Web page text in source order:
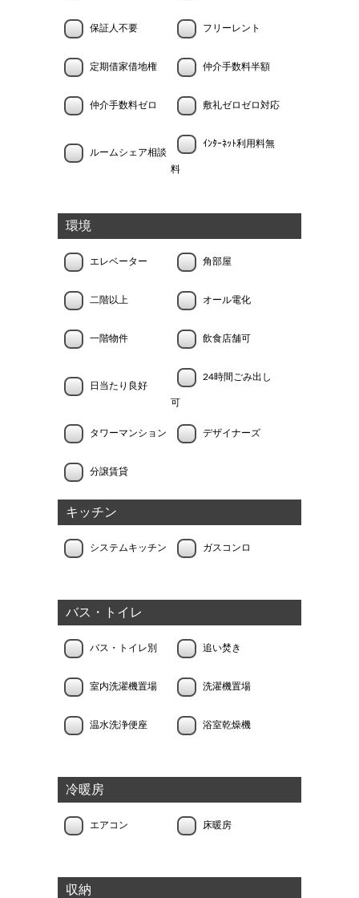
保証人不要 フリーレント
定期借家借地権 仲介手数料半額
仲介手数料ゼロ 敷礼ゼロゼロ対応
ルームシェア相談
ｲﾝﾀｰﾈｯﾄ利用料無
料
環境
エレベーター 角部屋
二階以上 オール電化
一階物件 飲食店舗可
日当たり良好
24時間ごみ出し
可
タワーマンション デザイナーズ
分譲賃貸
キッチン
システムキッチン ガスコンロ
バス・トイレ
バス・トイレ別 追い焚き
室内洗濯機置場 洗濯機置場
温水洗浄便座 浴室乾燥機
冷暖房
エアコン 床暖房
収納